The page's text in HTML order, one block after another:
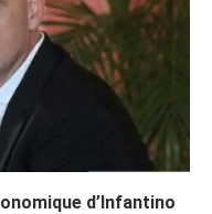
d’Infantino